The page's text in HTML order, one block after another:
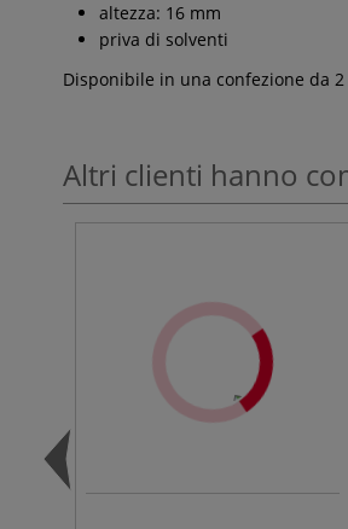
altezza: 16 mm
priva di solventi
Disponibile in una confezione da 2
Altri clienti hanno